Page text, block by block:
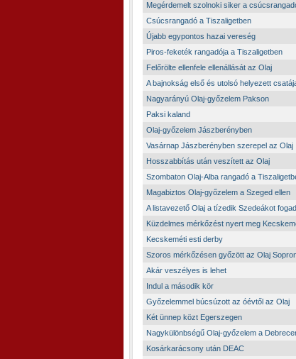
Megérdemelt szolnoki siker a
Csúcsrangadó a Tiszaligetben
Újabb egypontos hazai vereség
Piros-feketék rangadója a Tiszaligetben
Felőrölte ellenfele ellenállását az Olaj
A bajnokság első és utolsó helyezett
Nagyarányú Olaj-győzelem Pakson
Paksi kaland
Olaj-győzelem Jászberényben
Vasárnap Jászberényben szerepel az Olaj
Hosszabbítás után veszített az Olaj
Szombaton Olaj-Alba rangadó a
Magabiztos Olaj-győzelem a Szeged ellen
A listavezető Olaj a tízedik Szedeákot
Küzdelmes mérkőzést nyert meg
Kecskeméti esti derby
Szoros mérkőzésen győzött az Olaj
Akár veszélyes is lehet
Indul a második kör
Győzelemmel búcsúzott az óévtől az Olaj
Két ünnep közt Egerszegen
Nagykülönbségű Olaj-győzelem a
Kosárkarácsony után DEAC